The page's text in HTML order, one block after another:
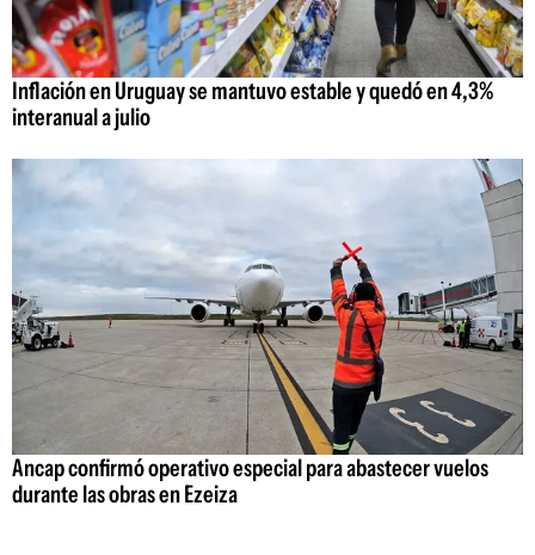
Inflación en Uruguay se mantuvo estable y quedó en 4,3%
interanual a julio
Ancap confirmó operativo especial para abastecer vuelos
durante las obras en Ezeiza